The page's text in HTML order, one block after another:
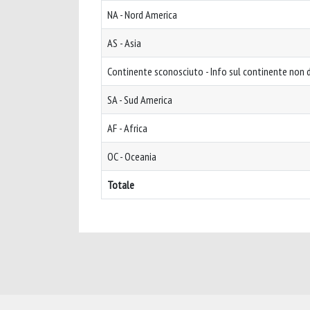
NA - Nord America
AS - Asia
Continente sconosciuto - Info sul continente non
SA - Sud America
AF - Africa
OC - Oceania
Totale